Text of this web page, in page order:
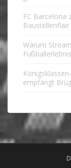
FC Barcelona
Baustellenflair
Warum
empfängt